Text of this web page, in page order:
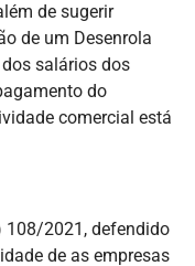
de sugerir
de um Desenrola
salários dos
do
comercial está
108/2021, defendido
de as empresas